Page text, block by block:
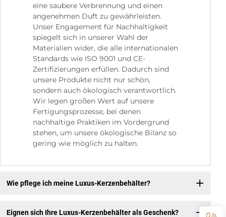
eine saubere Verbrennung und einen
angenehmen Duft zu gewährleisten.
Unser Engagement für Nachhaltigkeit
spiegelt sich in unserer Wahl der
Materialien wider, die alle internationalen
Standards wie ISO 9001 und CE-
Zertifizierungen erfüllen. Dadurch sind
unsere Produkte nicht nur schön,
sondern auch ökologisch verantwortlich.
Wir legen großen Wert auf unsere
Fertigungsprozesse, bei denen
nachhaltige Praktiken im Vordergrund
stehen, um unsere ökologische Bilanz so
gering wie möglich zu halten.
Wie pflege ich meine Luxus-Kerzenbehälter?
Eignen sich Ihre Luxus-Kerzenbehälter als Geschenk?